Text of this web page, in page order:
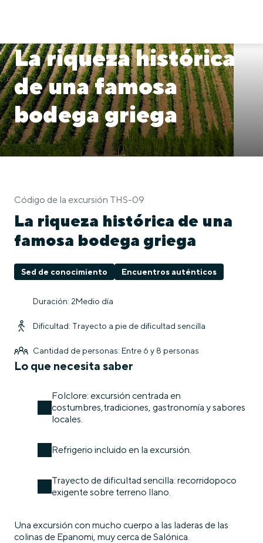
La riqueza histórica
de una famosa
bodega griega
Código de la excursión THS-09
La riqueza histórica de una
famosa bodega griega
Sed de conocimiento Encuentros auténticos
Duración: 2Medio día
Dificultad: Trayecto a pie de dificultad sencilla
Cantidad de personas: Entre 6 y 8 personas
Lo que necesita saber
Folclore: excursión centrada en
costumbres,tradiciones, gastronomía y sabores
locales.
Refrigerio incluido en la excursión.
Trayecto de dificultad sencilla: recorridopoco
exigente sobre terreno llano.
Una excursión con mucho cuerpo a las laderas de las
colinas de Epanomi, muy cerca de Salónica.